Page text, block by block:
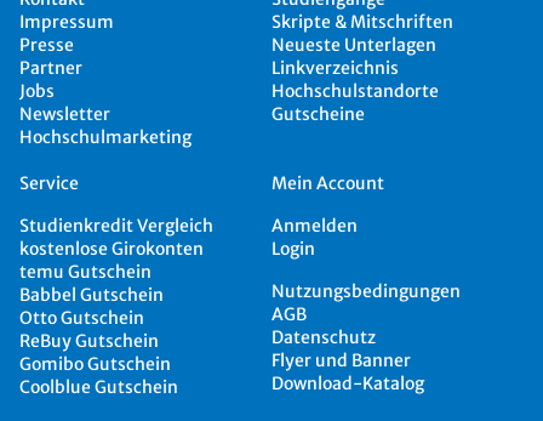
Impressum
Presse
Partner
Jobs
Newsletter
Hochschulmarketing
Skripte & Mitschriften
Neueste Unterlagen
Linkverzeichnis
Hochschulstandorte
Gutscheine
Service
Studienkredit Vergleich
kostenlose Girokonten
temu Gutschein
Babbel Gutschein
Otto Gutschein
ReBuy Gutschein
Gomibo Gutschein
Coolblue Gutschein
Mein Account
Anmelden
Login
Nutzungsbedingungen
AGB
Datenschutz
Flyer und Banner
Download-Katalog